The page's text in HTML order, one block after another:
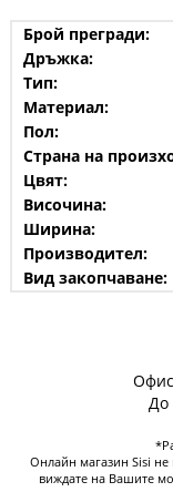
Брой прегради:
Дръжка:
Тип:
Материал:
Пол:
Страна на
Цвят:
Височина:
Ширина:
Производител:
Вид закопчаване:
Офис
До
Онлайн магазин Sisi не
виждате на Вашите